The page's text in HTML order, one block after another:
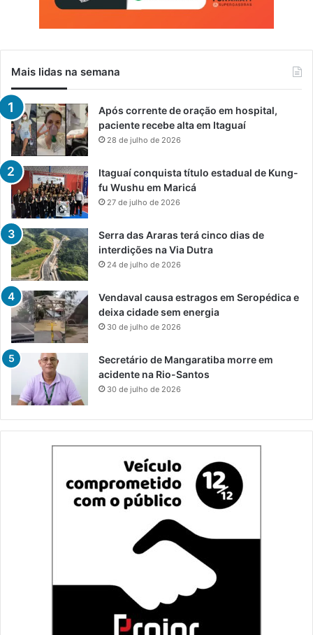
Mais lidas na semana
Após corrente de oração em hospital,
paciente recebe alta em Itaguaí
28 de julho de 2026
Itaguaí conquista título estadual de Kung-
fu Wushu em Maricá
27 de julho de 2026
Serra das Araras terá cinco dias de
interdições na Via Dutra
24 de julho de 2026
Vendaval causa estragos em Seropédica e
deixa cidade sem energia
30 de julho de 2026
Secretário de Mangaratiba morre em
acidente na Rio-Santos
30 de julho de 2026